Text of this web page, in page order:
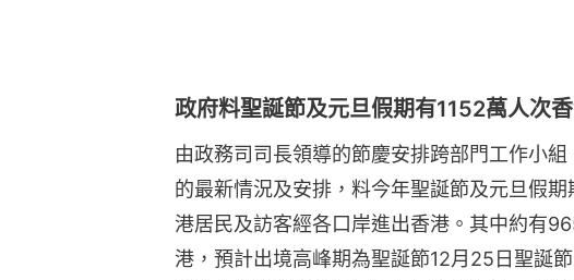
政府料聖誕節及元旦假期有1152萬人次
由政務司司長領導的節慶安排跨部門工作小
的最新情況及安排，料今年聖誕節及元旦假
港居民及訪客經各口岸進出香港。其中約有
港，預計出境高峰期為聖誕節12月25日聖誕